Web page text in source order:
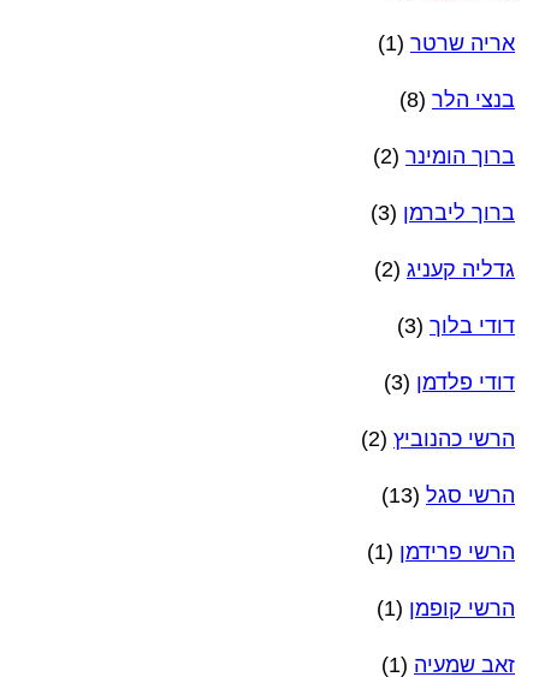
אריה שרטר (1)
בנצי הלר (8)
ברוך הומינר (2)
ברוך ליברמן (3)
גדליה קעניג (2)
דודי בלוך (3)
דודי פלדמן (3)
הרשי כהנוביץ (2)
הרשי סגל (13)
הרשי פרידמן (1)
הרשי קופמן (1)
זאב שמעיה (1)